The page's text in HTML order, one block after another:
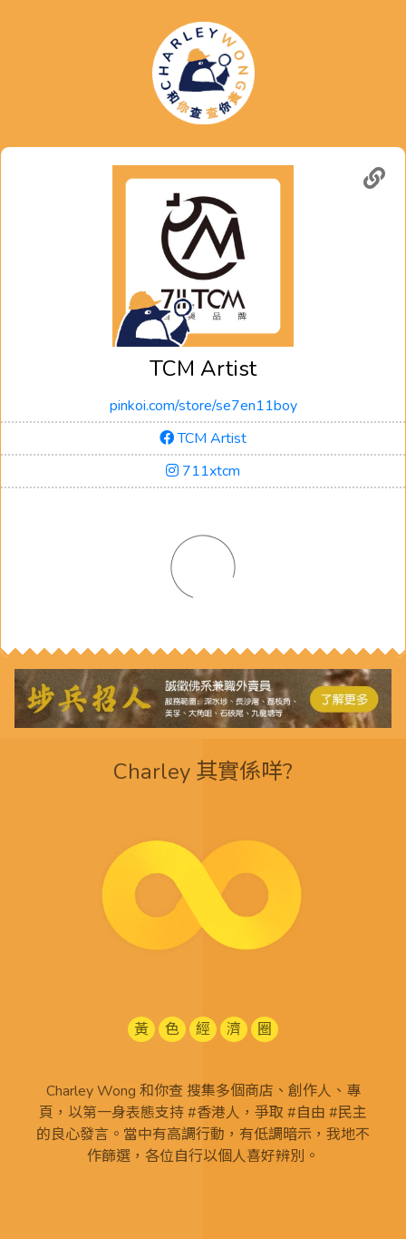
TCM Artist
pinkoi.com/store/se7en11boy
TCM Artist
711xtcm
Charley 其實係咩?
黃 色 經 濟 圈
Charley Wong 和你查 搜集多個商店、創作人、專
頁，以第一身表態支持 #香港人，爭取 #自由 #民主
的良心發言。當中有高調行動，有低調暗示，我地不
作篩選，各位自行以個人喜好辨別。